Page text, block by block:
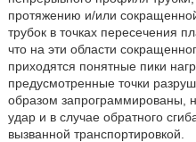
протяжению и/или
трубок в точках пересечения
что на эти области
приходятся понятные пики
предусмотренные точки
образом запрограммированы,
удар и в случае обратного
вызванной транспортировкой.